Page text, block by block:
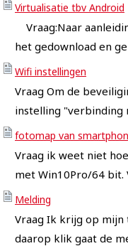
Virtualisatie tbv Android
Vraag:Naar
het gedownload en
Wifi instellingen
Vraag Om de
instelling "verbinding
fotomap van
Vraag ik weet niet
met Win10Pro/64 bit.
Melding
Vraag Ik krijg op mijn
daarop klik gaat de